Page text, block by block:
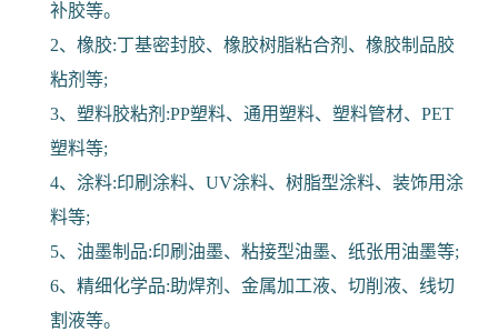
补胶等。
2、橡胶:丁基密封胶、橡胶树脂粘合剂、橡胶制品胶
粘剂等;
3、塑料胶粘剂:PP塑料、通用塑料、塑料管材、PET
塑料等;
4、涂料:印刷涂料、UV涂料、树脂型涂料、装饰用涂
料等;
5、油墨制品:印刷油墨、粘接型油墨、纸张用油墨等;
6、精细化学品:助焊剂、金属加工液、切削液、线切
割液等。